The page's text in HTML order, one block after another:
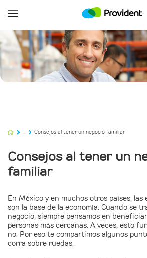
... Consejos al tener un negocio familiar
Consejos al tener un
familiar
En México y en muchos otros países, las
son la base de la economía. Cuando se
negocio, siempre pensamos en
personas más cercanas. A veces, esto
no. Por eso te compartimos algunos
corra sobre ruedas.